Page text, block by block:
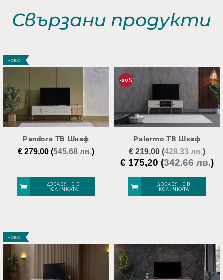
Свързани продукти
НОВО
Pandora ТВ Шкаф
€ 279,00 (545.68 лв.)
ДОБАВЯНЕ В
КОЛИЧКАТА
-20%
Palermo ТВ Шкаф
€219,00(428.33 лв.)
Original
was:
€ 219,00.
€ 175,20 (342.66 лв.)
ДОБАВЯНЕ В
КОЛИЧКАТА
НОВО